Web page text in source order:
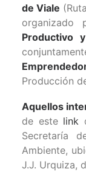
de Viale
organizado
Productivo
Producción
Aquellos
de este link
Secretaría
Ambiente,
J.J. Urquiza,